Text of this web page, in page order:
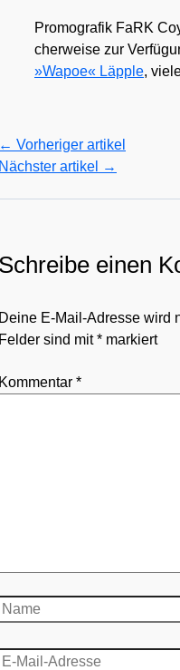
Pro­mo­gra­fik FaRK
cher­wei­se zur
»Wapoe« Läpp­le,
Vorheriger artikel
artikel
→
einen
E-Mail-Adresse wird
sind mit* markiert
*